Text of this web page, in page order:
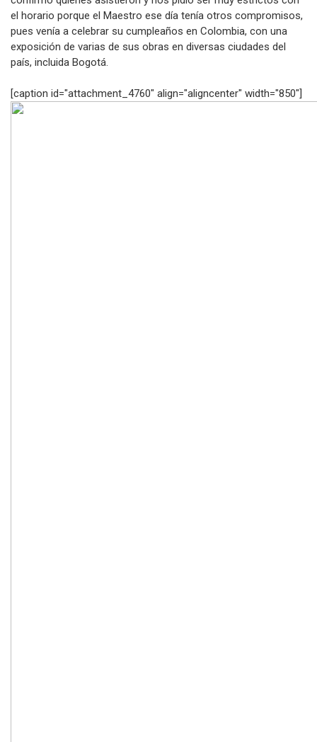
el horario porque el Maestro ese día tenía otros compromisos,
pues venía a celebrar su cumpleaños en Colombia, con una
exposición de varias de sus obras en diversas ciudades del
país, incluida Bogotá.
[caption id="attachment_4760" align="aligncenter" width="850"]